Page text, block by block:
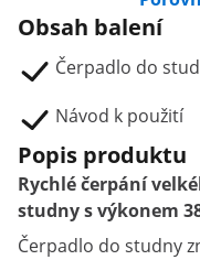
Obsah balení
Čerpadlo do
Návod k použití
Popis produktu
Rychlé čerpání
studny s výkonem
Čerpadlo do studny